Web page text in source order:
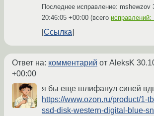
Последнее исправление: mshewzov
20:46:05 +00:00 (всего исправлений:
Ссылка
Ответ на: комментарий от AleksK
+00:00
я бы еще шлифанул синей
https://www.ozon.ru/product/1-
ssd-disk-western-digital-blue-